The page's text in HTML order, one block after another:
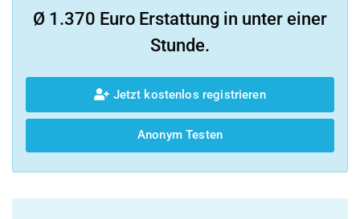
Ø 1.370 Euro Erstattung in unter einer
Stunde.
Jetzt kostenlos registrieren
Anonym Testen